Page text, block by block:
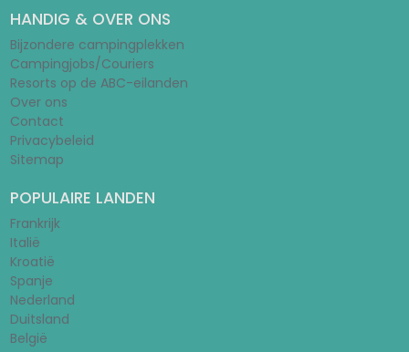
HANDIG & OVER ONS
Bijzondere campingplekken
Campingjobs/Couriers
Resorts op de ABC-eilanden
Over ons
Contact
Privacybeleid
Sitemap
POPULAIRE LANDEN
Frankrijk
Italië
Kroatië
Spanje
Nederland
Duitsland
België